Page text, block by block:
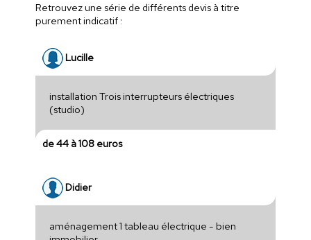
Retrouvez une série de différents devis à titre
purement indicatif :
Lucille
installation Trois interrupteurs électriques
(studio)
de 44 à 108 euros
Didier
aménagement 1 tableau électrique - bien